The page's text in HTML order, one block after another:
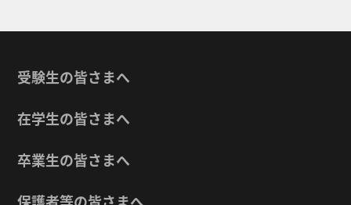
受験生の皆さまへ
在学生の皆さまへ
卒業生の皆さまへ